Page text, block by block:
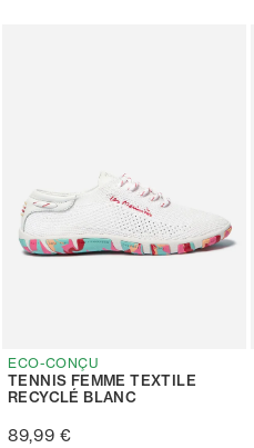
ECO-CONÇU
TENNIS FEMME TEXTILE
RECYCLÉ BLANC
89,99 €